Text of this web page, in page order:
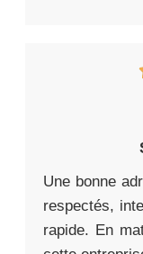
Une bonne
respectés,
rapide. En